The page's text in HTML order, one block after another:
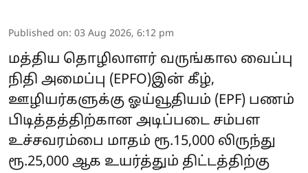
Published on: 03 Aug 2026, 6:12 pm
மத்திய தொழிலாளர் வருங்கால வைப்பு
நிதி அமைப்பு (EPFO)இன் கீழ்,
ஊழியர்களுக்கு ஓய்வூதியம் (EPF) பணம்
பிடித்தத்திற்கான அடிப்படை சம்பள
உச்சவரம்பை மாதம் ரூ.15,000 லிருந்து
ரூ.25,000 ஆக உயர்த்தும் திட்டத்திற்கு